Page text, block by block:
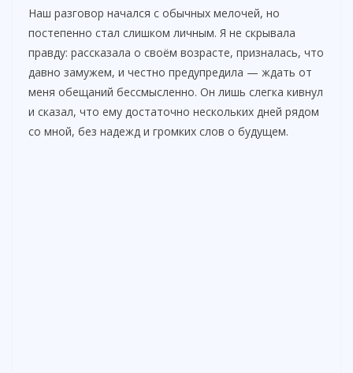
Наш разговор начался с обычных мелочей, но
постепенно стал слишком личным. Я не скрывала
правду: рассказала о своём возрасте, призналась, что
давно замужем, и честно предупредила — ждать от
меня обещаний бессмысленно. Он лишь слегка кивнул
и сказал, что ему достаточно нескольких дней рядом
со мной, без надежд и громких слов о будущем.